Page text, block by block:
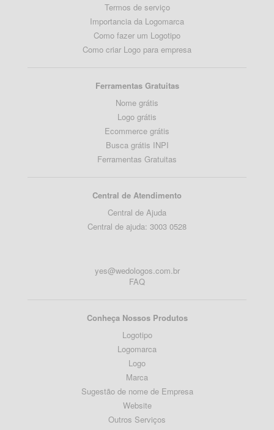
Termos de serviço
Importancia da Logomarca
Como fazer um Logotipo
Como criar Logo para empresa
Ferramentas Gratuitas
Nome grátis
Logo grátis
Ecommerce grátis
Busca grátis INPI
Ferramentas Gratuitas
Central de Atendimento
Central de Ajuda
Central de ajuda: 3003 0528
yes@wedologos.com.br
FAQ
Conheça Nossos Produtos
Logotipo
Logomarca
Logo
Marca
Sugestão de nome de Empresa
Website
Outros Serviços